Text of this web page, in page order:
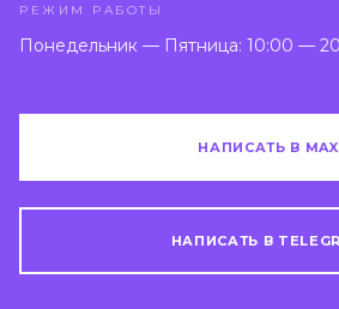
РЕЖИМ РАБОТЫ
Понедельник — Пятница: 10:00 —
НАПИСАТЬ В MAX
НАПИСАТЬ В